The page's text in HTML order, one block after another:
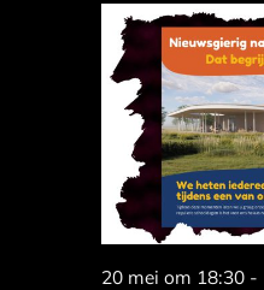
20 mei om 18:30 -